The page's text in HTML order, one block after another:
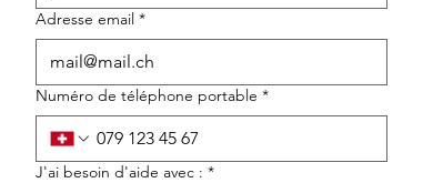
Adresse email *
Numéro de téléphone portable *
J'ai besoin d'aide avec : *